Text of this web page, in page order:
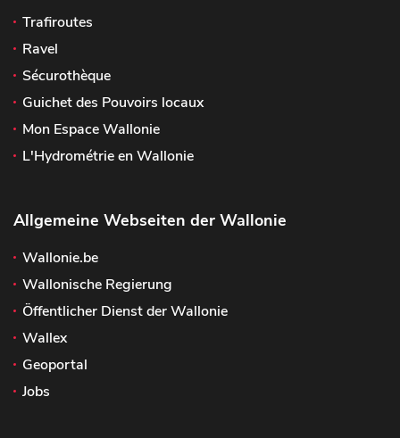
Trafiroutes
Ravel
Sécurothèque
Guichet des Pouvoirs locaux
Mon Espace Wallonie
L'Hydrométrie en Wallonie
Allgemeine Webseiten der Wallonie
Wallonie.be
Wallonische Regierung
Öffentlicher Dienst der Wallonie
Wallex
Geoportal
Jobs